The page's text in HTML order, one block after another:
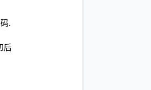
.
后